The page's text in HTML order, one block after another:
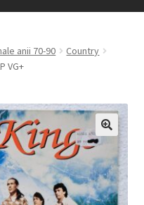
anii 70-90
Country
VG+
🔍